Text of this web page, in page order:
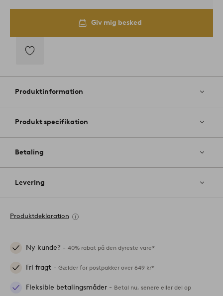
Giv mig besked
til
favoritter
Produktinformation
Produkt specifikation
Betaling
Levering
Produktdeklaration
Ny kunde? - 40% rabat på den dyreste vare*
Fri fragt - Gælder for postpakker over 649 kr*
Fleksible betalingsmåder - Betal nu, senere eller del op